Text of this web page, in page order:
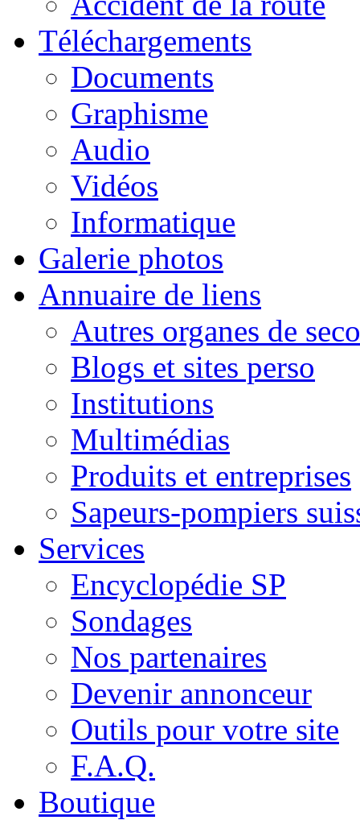
Téléchargements
Documents
Graphisme
Audio
Vidéos
Informatique
Galerie photos
Annuaire de liens
Autres organes de
Blogs et sites perso
Institutions
Multimédias
Produits et entreprises
Sapeurs-pompiers
Services
Encyclopédie SP
Sondages
Nos partenaires
Devenir annonceur
Outils pour votre site
F.A.Q.
Boutique